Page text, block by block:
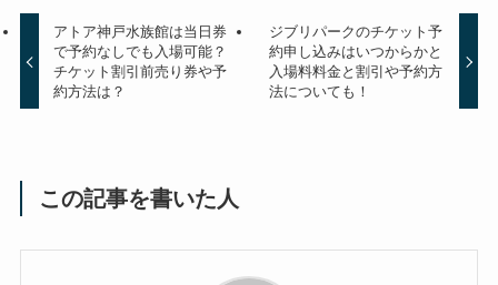
アトア神戸水族館は当日券
で予約なしでも入場可能？
チケット割引前売り券や予
約方法は？
ジブリパークのチケット予
約申し込みはいつからかと
入場料料金と割引や予約方
法についても！
この記事を書いた人